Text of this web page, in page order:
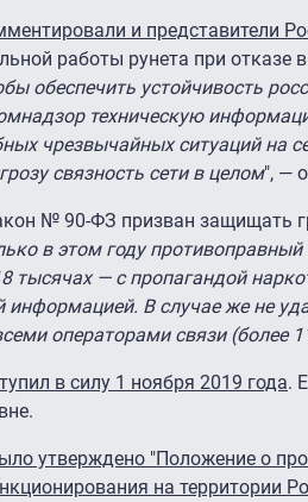
и представители
работы рунета при
обеспечить устойчивость
техническую
чрезвычайных ситуаций на
связность сети в целом", —
№ 90-ФЗ призван защищать
в этом году
тысячах — с пропагандой
информацией. В случае же не
операторами связи (более
в силу 1 ноября 2019 года.
утверждено "Положение о
на территории